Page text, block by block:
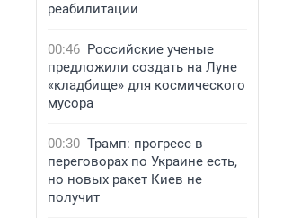
реабилитации
00:46 Российские ученые
предложили создать на Луне
«кладбище» для космического
мусора
00:30 Трамп: прогресс в
переговорах по Украине есть,
но новых ракет Киев не
получит